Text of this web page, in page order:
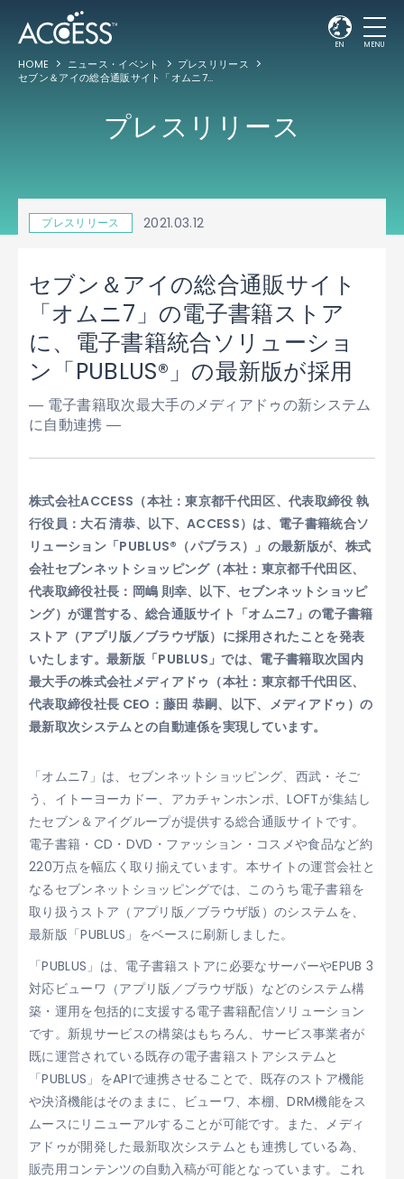
EN MENU
HOME ニュース・イベント
プレスリリース
セブン＆アイの総合通販サイト「オムニ7」の電子書籍ストアに、電子書籍統合ソリューション「PUBLUS®」の最新版が採用
プレスリリース
プレスリリース 2021.03.12
セブン＆アイの総合通販サイト
「オムニ7」の電子書籍ストア
に、電子書籍統合ソリューショ
ン「PUBLUS®」の最新版が採用
― 電子書籍取次最大手のメディアドゥの新システム
に自動連携 ―
株式会社ACCESS（本社：東京都千代田区、代表取締役 執
行役員：大石 清恭、以下、ACCESS）は、電子書籍統合ソ
リューション「PUBLUS®（パブラス）」の最新版が、株式
会社セブンネットショッピング（本社：東京都千代田区、
代表取締役社長：岡嶋 則幸、以下、セブンネットショッピ
ング）が運営する、総合通販サイト「オムニ7」の電子書籍
ストア（アプリ版／ブラウザ版）に採用されたことを発表
いたします。最新版「PUBLUS」では、電子書籍取次国内
最大手の株式会社メディアドゥ（本社：東京都千代田区、
代表取締役社長 CEO：藤田 恭嗣、以下、メディアドゥ）の
最新取次システムとの自動連係を実現しています。
「オムニ7」は、セブンネットショッピング、西武・そご
う、イトーヨーカドー、アカチャンホンポ、LOFTが集結し
たセブン＆アイグループが提供する総合通販サイトです。
電子書籍・CD・DVD・ファッション・コスメや食品など約
220万点を幅広く取り揃えています。本サイトの運営会社と
なるセブンネットショッピングでは、このうち電子書籍を
取り扱うストア（アプリ版／ブラウザ版）のシステムを、
最新版「PUBLUS」をベースに刷新しました。
「PUBLUS」は、電子書籍ストアに必要なサーバーやEPUB 3
対応ビューワ（アプリ版／ブラウザ版）などのシステム構
築・運用を包括的に支援する電子書籍配信ソリューション
です。新規サービスの構築はもちろん、サービス事業者が
既に運営されている既存の電子書籍ストアシステムと
「PUBLUS」をAPIで連携させることで、既存のストア機能
や決済機能はそのままに、ビューワ、本棚、DRM機能をス
ムースにリニューアルすることが可能です。また、メディ
アドゥが開発した最新取次システムとも連携している為、
販売用コンテンツの自動入稿が可能となっています。これ